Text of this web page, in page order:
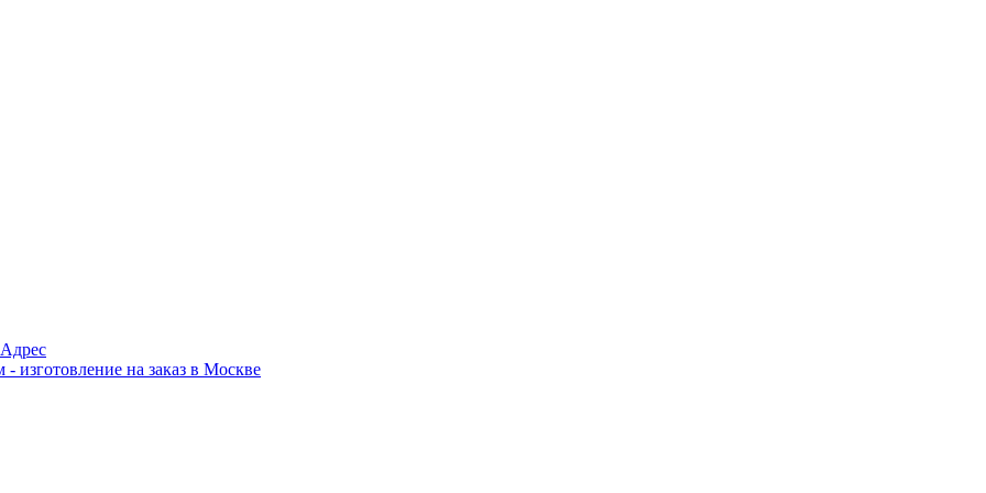
Адрес